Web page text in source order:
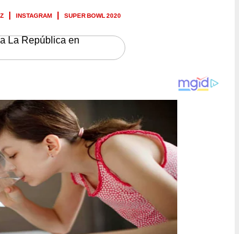
INSTAGRAM SUPER BOWL 2020
La República en